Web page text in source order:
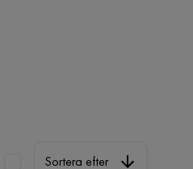
Sortera efter